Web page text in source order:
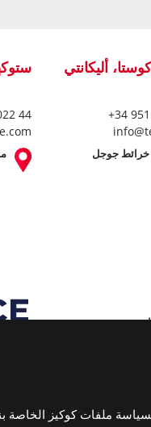
أليكانتي
+34
خرائط جوجل
44
ملفات كوكيز الخاصة